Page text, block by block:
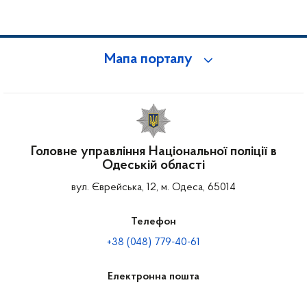
Мапа порталу
Головне управління Національної поліції в
Одеській області
вул. Єврейська, 12, м. Одеса, 65014
Телефон
+38 (048) 779-40-61
Електронна пошта